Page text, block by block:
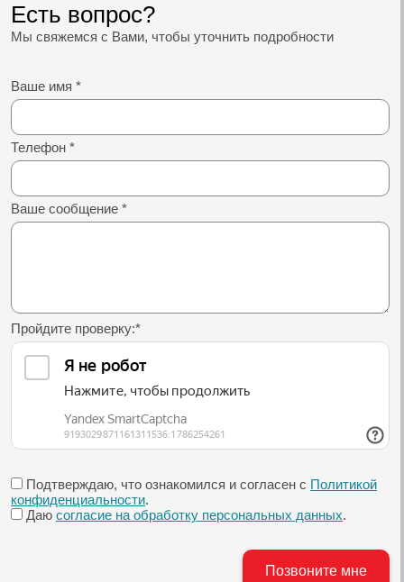
Есть вопрос?
Мы свяжемся с Вами, чтобы уточнить подробности
Ваше имя *
Телефон *
Ваше сообщение *
Пройдите проверку:*
Подтверждаю, что ознакомился и согласен с Политикой
конфиденциальности.
Даю согласие на обработку персональных данных.